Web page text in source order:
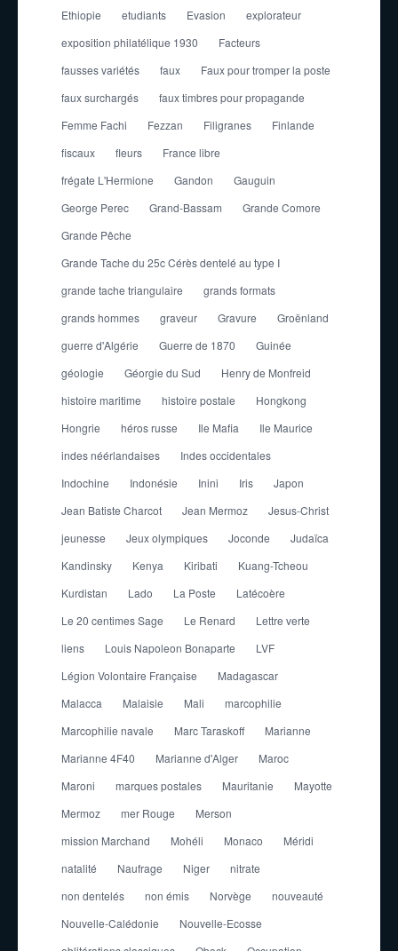
Ethiopie
etudiants Evasion
explorateur
exposition philatélique 1930
Facteurs
fausses variétés
faux
Faux pour tromper la poste
faux surchargés
faux timbres pour propagande
Femme Fachi
Fezzan Filigranes
Finlande
fiscaux
fleurs
France libre
frégate L'Hermione
Gandon
Gauguin
George Perec
Grand-Bassam
Grande Comore
Grande Pêche
Grande Tache du 25c Cérès dentelé au type I
grande tache triangulaire
grands formats
grands hommes
graveur Gravure
Groënland
guerre d'Algérie
Guerre de 1870
Guinée
géologie
Géorgie du Sud
Henry de Monfreid
histoire maritime
histoire postale
Hongkong
Hongrie
héros russe Ile Mafia
Ile Maurice
indes néérlandaises
Indes occidentales
Indochine
Indonésie Inini Iris
Japon
Jean Batiste Charcot
Jean Mermoz
Jesus-Christ
jeunesse
Jeux olympiques Joconde
Judaïca
Kandinsky
Kenya Kiribati
Kuang-Tcheou
Kurdistan
Lado La Poste
Latécoère
Le 20 centimes Sage
Le Renard
Lettre verte
liens
Louis Napoleon Bonaparte
LVF
Légion Volontaire Française
Madagascar
Malacca
Malaisie Mali
marcophilie
Marcophilie navale
Marc Taraskoff
Marianne
Marianne 4F40
Marianne d'Alger
Maroc
Maroni
marques postales Mauritanie
Mayotte
Mermoz
mer Rouge
Merson
mission Marchand
Mohéli Monaco
Méridi
natalité
Naufrage Niger
nitrate
non dentelés
non émis Norvège
nouveauté
Nouvelle-Calédonie
Nouvelle-Ecosse